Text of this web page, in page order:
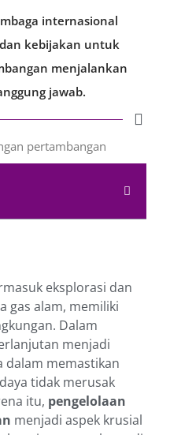
internasional
kebijakan untuk
menjalankan
jawab.
eksplorasi dan
gas alam, memiliki
Dalam
menjadi
memastikan
tidak merusak
itu, pengelolaan
menjadi aspek krusial